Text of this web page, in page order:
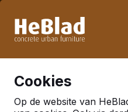
week 33. Houdt u daarom
Cookies
Op de website van
Al meer dan
Nederland